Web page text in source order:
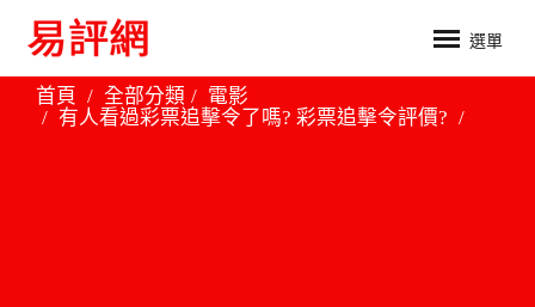
選單
首頁 全部分類
電影
有人看過彩票追擊令了嗎? 彩票追擊令評價?